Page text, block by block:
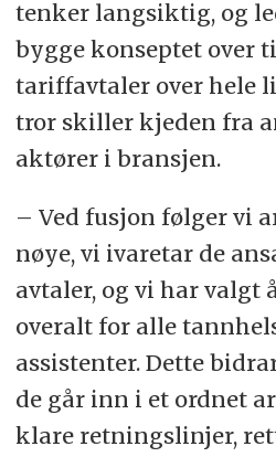
tenker langsiktig, og
bygge konseptet over
tariffavtaler over hele
tror skiller kjeden fra
aktører i bransjen.
– Ved fusjon følger vi
nøye, vi ivaretar de
avtaler, og vi har valgt
overalt for alle
assistenter. Dette
de går inn i et ordnet
klare retningslinjer,